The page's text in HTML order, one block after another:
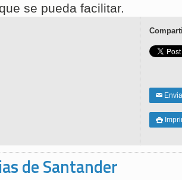
se pueda facilitar.
✉

de Santander